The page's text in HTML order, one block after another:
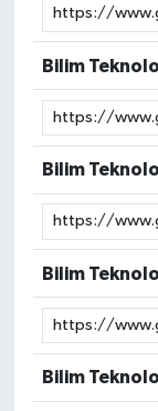
Bilim
Bilim
Bilim
Bilim